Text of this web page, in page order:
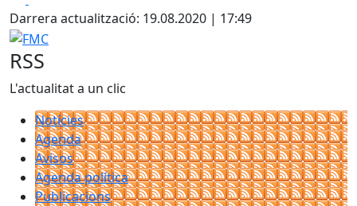
+
−
Darrera actualització: 19.08.2020 | 17:49
FMC
RSS
L'actualitat a un clic
Notícies
Agenda
Avisos
Agenda política
Publicacions